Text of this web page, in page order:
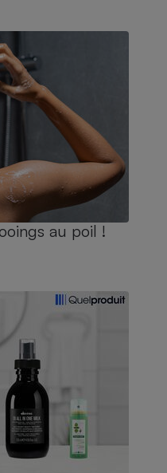
au poil !